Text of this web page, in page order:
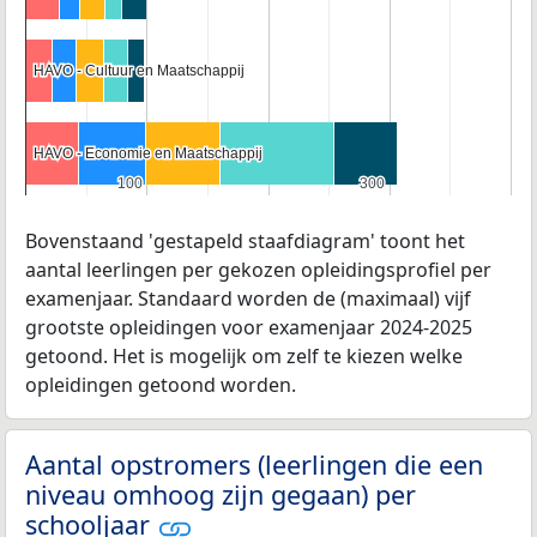
100
100 300
300
HAVO - Cultuur en Maatschappij
HAVO - Cultuur en Maatschappij
HAVO - Economie en Maatschappij
HAVO - Economie en Maatschappij
Bovenstaand 'gestapeld staafdiagram' toont het
aantal leerlingen per gekozen opleidingsprofiel per
examenjaar. Standaard worden de (maximaal) vijf
grootste opleidingen voor examenjaar 2024-2025
getoond. Het is mogelijk om zelf te kiezen welke
opleidingen getoond worden.
Aantal opstromers (leerlingen die een
niveau omhoog zijn gegaan) per
schooljaar